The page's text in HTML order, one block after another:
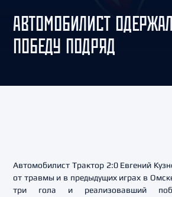
АВТОМОБИЛИСТ
ПОБЕДУ ПОДРЯД
Автомобилист Трактор 2:0 Евгений
от травмы и в предыдущих играх в
три гола и реализовавший